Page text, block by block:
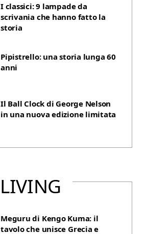
I classici: 9 lampade da
scrivania che hanno fatto la
storia
Pipistrello: una storia lunga 60
anni
Il Ball Clock di George Nelson
in una nuova edizione limitata
LIVING
Meguru di Kengo Kuma: il
tavolo che unisce Grecia e